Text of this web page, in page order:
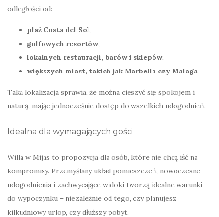
odległości od:
plaż Costa del Sol,
golfowych resortów,
lokalnych restauracji, barów i sklepów,
większych miast, takich jak Marbella czy Malaga.
Taka lokalizacja sprawia, że można cieszyć się spokojem i
naturą, mając jednocześnie dostęp do wszelkich udogodnień.
Idealna dla wymagających gości
Willa w Mijas to propozycja dla osób, które nie chcą iść na
kompromisy. Przemyślany układ pomieszczeń, nowoczesne
udogodnienia i zachwycające widoki tworzą idealne warunki
do wypoczynku – niezależnie od tego, czy planujesz
kilkudniowy urlop, czy dłuższy pobyt.